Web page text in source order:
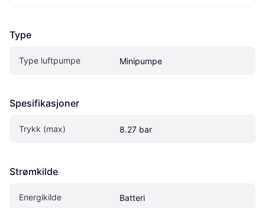
Type
Type luftpumpe Minipumpe
Spesifikasjoner
Trykk (max) 8.27 bar
Strømkilde
Energikilde Batteri